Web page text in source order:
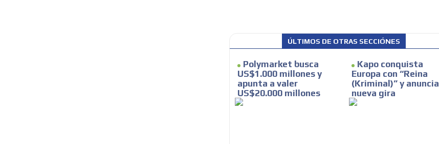
ÚLTIMOS DE OTRAS SECCIÓNES
Polymarket busca
US$1.000 millones y
apunta a valer
US$20.000 millones
Kapo conquista
Europa con “Reina
(Kriminal)” y anuncia
nueva gira